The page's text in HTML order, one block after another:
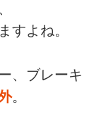
すよね。
、ブレーキ
。